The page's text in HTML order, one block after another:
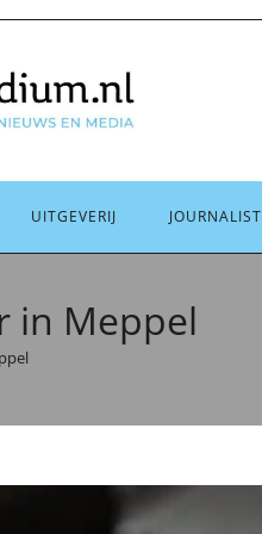
UITGEVERIJ JOURNALIST
in Meppel